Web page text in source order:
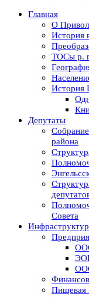
Главная
О
История
ТОСы р.
История
Депутаты
района
Совета
Пищевая